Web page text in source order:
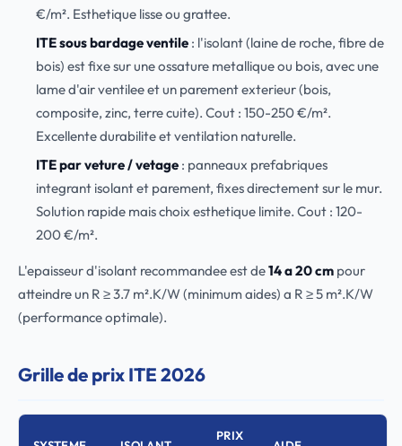
€/m². Esthetique lisse ou grattee.
ITE sous bardage ventile: l'isolant (laine de roche, fibre de
bois) est fixe sur une ossature metallique ou bois, avec une
lame d'air ventilee et un parement exterieur (bois,
composite, zinc, terre cuite). Cout : 150-250 €/m².
Excellente durabilite et ventilation naturelle.
ITE par veture / vetage: panneaux prefabriques
integrant isolant et parement, fixes directement sur le mur.
Solution rapide mais choix esthetique limite. Cout : 120-
200 €/m².
L'epaisseur d'isolant recommandee est de14 a 20 cm pour
atteindre un R ≥ 3.7 m².K/W (minimum aides) a R ≥ 5 m².K/W
(performance optimale).
Grille de prix ITE 2026
PRIX